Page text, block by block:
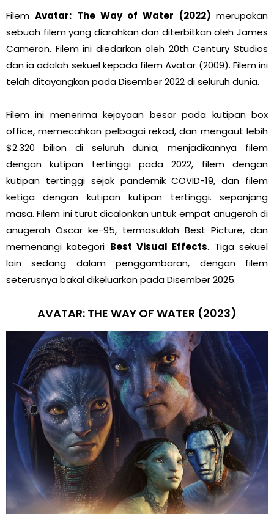
FilemAvatar: The Way of Water (2022)merupakan
sebuah filem yang diarahkan dan diterbitkan oleh James
Cameron. Filem ini diedarkan oleh 20th Century Studios
dan ia adalah sekuel kepada filem Avatar (2009). Filem ini
telah ditayangkan pada Disember 2022 di seluruh dunia.
Filem ini menerima kejayaan besar pada kutipan box
office, memecahkan pelbagai rekod, dan mengaut lebih
$2.320 bilion di seluruh dunia, menjadikannya filem
dengan kutipan tertinggi pada 2022, filem dengan
kutipan tertinggi sejak pandemik COVID-19, dan filem
ketiga dengan kutipan kutipan tertinggi. sepanjang
masa. Filem ini turut dicalonkan untuk empat anugerah di
anugerah Oscar ke-95, termasuklah Best Picture, dan
memenangi kategori Best Visual Effects. Tiga sekuel
lain sedang dalam penggambaran, dengan filem
seterusnya bakal dikeluarkan pada Disember 2025.
AVATAR: THE WAY OF WATER (2023)